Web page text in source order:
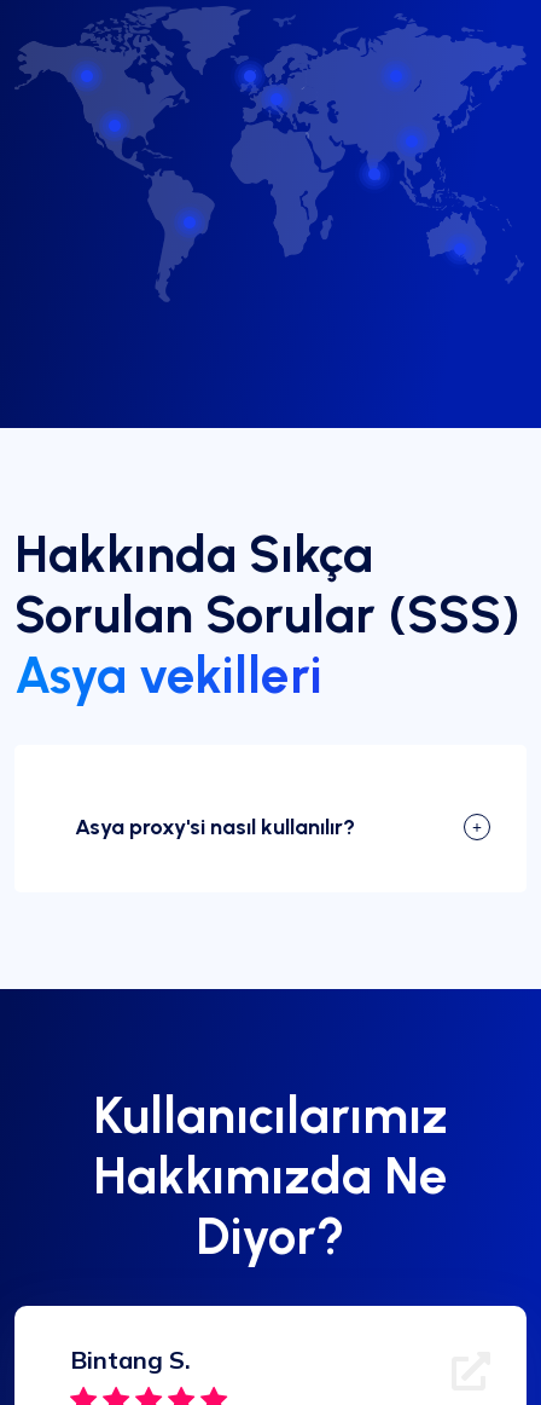
Hakkında Sıkça
Sorulan Sorular (SSS)
Asya vekilleri
Asya proxy'si nasıl kullanılır?
Kullanıcılarımız
Hakkımızda Ne
Diyor?
Bintang S.